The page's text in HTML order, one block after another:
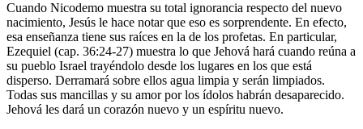
Cuando Nicodemo muestra su total ignorancia respecto del nuevo
nacimiento, Jesús le hace notar que eso es sorprendente. En efecto,
esa enseñanza tiene sus raíces en la de los profetas. En particular,
Ezequiel (cap. 36:24-27) muestra lo que Jehová hará cuando reúna a
su pueblo Israel trayéndolo desde los lugares en los que está
disperso. Derramará sobre ellos agua limpia y serán limpiados.
Todas sus mancillas y su amor por los ídolos habrán desaparecido.
Jehová les dará un corazón nuevo y un espíritu nuevo.